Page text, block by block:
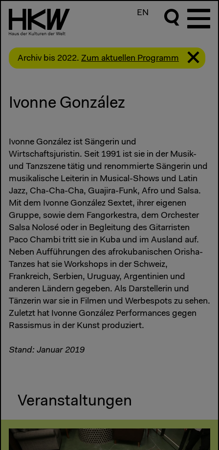
EN
Archiv bis 2022. Zum aktuellen Programm
Ivonne González
Ivonne González ist Sängerin und
Wirtschaftsjuristin. Seit 1991 ist sie in der Musik-
und Tanzszene tätig und renommierte Sängerin und
musikalische Leiterin in Musical-Shows und Latin
Jazz, Cha-Cha-Cha, Guajira-Funk, Afro und Salsa.
Mit dem Ivonne González Sextet, ihrer eigenen
Gruppe, sowie dem Fangorkestra, dem Orchester
Salsa Nolosé oder in Begleitung des Gitarristen
Paco Chambi tritt sie in Kuba und im Ausland auf.
Neben Aufführungen des afrokubanischen Orisha-
Tanzes hat sie Workshops in der Schweiz,
Frankreich, Serbien, Uruguay, Argentinien und
anderen Ländern gegeben. Als Darstellerin und
Tänzerin war sie in Filmen und Werbespots zu sehen.
Zuletzt hat Ivonne González Performances gegen
Rassismus in der Kunst produziert.
Stand: Januar 2019
Veranstaltungen